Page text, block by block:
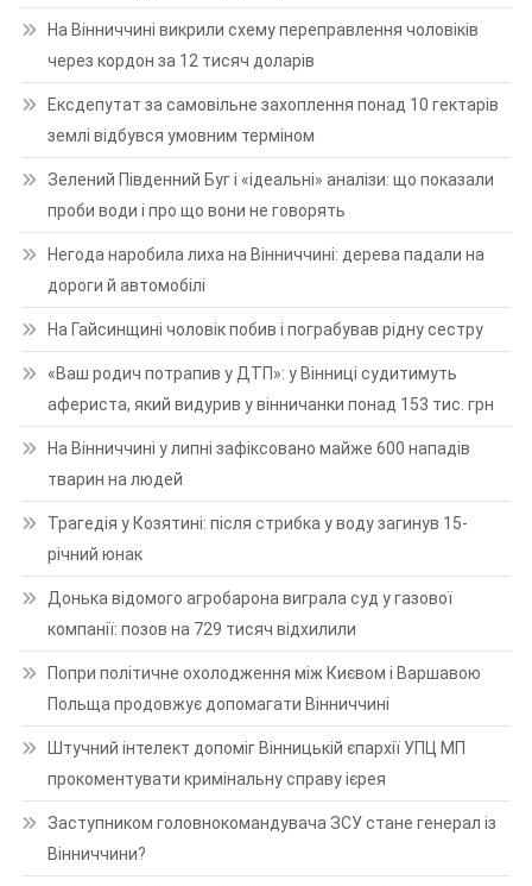
На Вінниччині викрили схему переправлення чоловіків
через кордон за 12 тисяч доларів
Ексдепутат за самовільне захоплення понад 10 гектарів
землі відбувся умовним терміном
Зелений Південний Буг і «ідеальні» аналізи: що показали
проби води і про що вони не говорять
Негода наробила лиха на Вінниччині: дерева падали на
дороги й автомобілі
На Гайсинщині чоловік побив і пограбував рідну сестру
«Ваш родич потрапив у ДТП»: у Вінниці судитимуть
афериста, який видурив у вінничанки понад 153 тис. грн
На Вінниччині у липні зафіксовано майже 600 нападів
тварин на людей
Трагедія у Козятині: після стрибка у воду загинув 15-
річний юнак
Донька відомого агробарона виграла суд у газової
компанії: позов на 729 тисяч відхилили
Попри політичне охолодження між Києвом і Варшавою
Польща продовжує допомагати Вінниччині
Штучний інтелект допоміг Вінницькій єпархії УПЦ МП
прокоментувати кримінальну справу ієрея
Заступником головнокомандувача ЗСУ стане генерал із
Вінниччини?